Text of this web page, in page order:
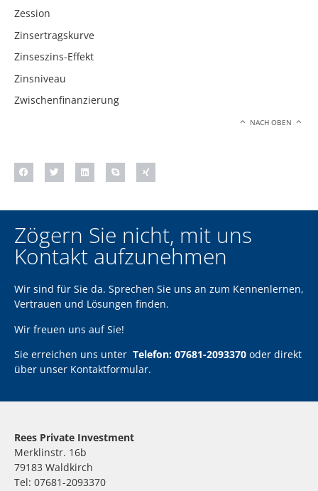
Zession
Zinsertragskurve
Zinseszins-Effekt
Zinsniveau
Zwischenfinanzierung
NACH OBEN
Zögern Sie nicht, mit uns
Kontakt aufzunehmen
Wir sind für Sie da. Sprechen Sie uns an zum Kennenlernen,
Vertrauen und Lösungen finden.
Wir freuen uns auf Sie!
Sie erreichen uns unter Telefon: 07681-2093370 oder direkt
über unser Kontaktformular.
Rees Private Investment
Merklinstr. 16b
79183 Waldkirch
Tel: 07681-2093370